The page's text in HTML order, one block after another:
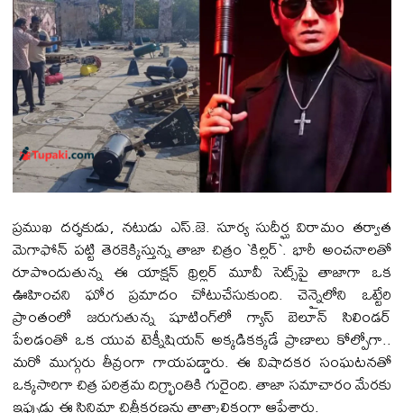
ప్రముఖ దర్శకుడు, నటుడు ఎస్.జె. సూర్య సుదీర్ఘ విరామం తర్వాత
మెగాఫోన్ పట్టి తెరకెక్కిస్తున్న తాజా చిత్రం `కిల్లర్`. భారీ అంచనాలతో
రూపొందుతున్న ఈ యాక్షన్ థ్రిల్లర్ మూవీ సెట్స్‌పై తాజాగా ఒక
ఊహించని ఘోర ప్రమాదం చోటుచేసుకుంది. చెన్నైలోని ఒట్టేరి
ప్రాంతంలో జరుగుతున్న షూటింగ్‌లో గ్యాస్ బెలూన్ సిలిండర్
పేలడంతో ఒక యువ టెక్నీషియన్ అక్కడికక్కడే ప్రాణాలు కోల్పోగా..
మరో ముగ్గురు తీవ్రంగా గాయపడ్డారు. ఈ విషాదకర సంఘటనతో
ఒక్కసారిగా చిత్ర పరిశ్రమ దిగ్భ్రాంతికి గురైంది. తాజా స‌మాచారం మేర‌కు
ఇప్పుడు ఈ సినిమా చిత్రీక‌ర‌ణ‌ను తాత్కాలికంగా ఆపేశారు.